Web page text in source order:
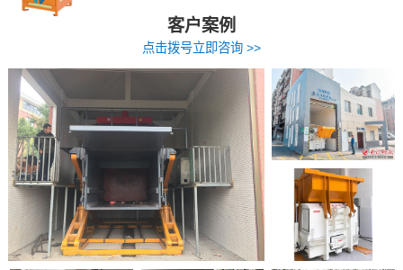
客户案例
点击拨号立即咨询 >>